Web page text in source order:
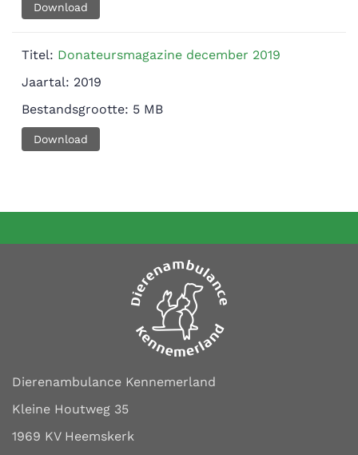
Download
Titel: Donateursmagazine december 2019
Jaartal: 2019
Bestandsgrootte: 5 MB
Download
Dierenambulance Kennemerland
Kleine Houtweg 35
1969 KV Heemskerk